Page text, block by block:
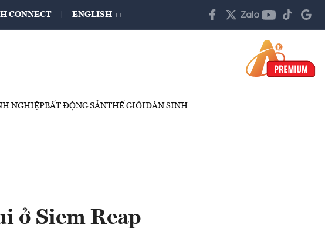
CONNECT ENGLISH ++
NGHIỆPBẤT ĐỘNG SẢNTHẾ GIỚIDÂN SINH
ở Siem Reap